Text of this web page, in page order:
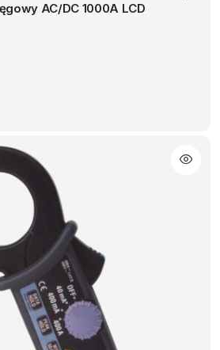
AC/DC 1000A LCD